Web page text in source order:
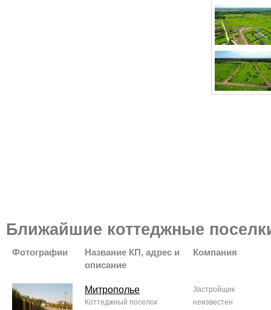
Ближайшие коттеджные
Фотографии
Название КП, адрес и
описание
Компания
Митрополье
Коттеджный поселок
Застройщик
неизвестен